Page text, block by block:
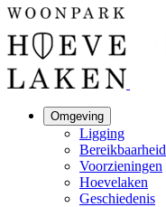
Omgeving
Ligging
Bereikbaarheid
Voorzieningen
Hoevelaken
Geschiedenis